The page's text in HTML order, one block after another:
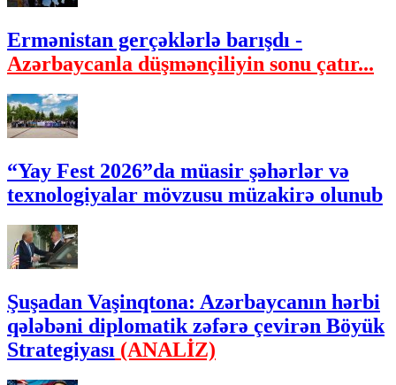
Ermənistan gerçəklərlə barışdı -
Azərbaycanla düşmənçiliyin sonu çatır...
“Yay Fest 2026”da müasir şəhərlər və
texnologiyalar mövzusu müzakirə olunub
Şuşadan Vaşinqtona: Azərbaycanın hərbi
qələbəni diplomatik zəfərə çevirən Böyük
Strategiyası (ANALİZ)